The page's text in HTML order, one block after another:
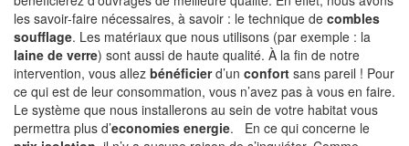
les savoir-faire nécessaires, à savoir : le technique de combles
soufflage. Les matériaux que nous utilisons (par exemple : la
laine de verre) sont aussi de haute qualité. À la fin de notre
intervention, vous allez bénéficierd’un confort sans pareil ! Pour
ce qui est de leur consommation, vous n’avez pas à vous en faire.
Le système que nous installerons au sein de votre habitat vous
permettra plus d’economies energie. En ce qui concerne le